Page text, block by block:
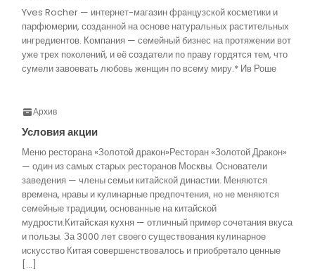
Yves Rocher — интернет-магазин французской косметики и
парфюмерии, созданной на основе натуральных растительных
ингредиентов. Компания — семейный бизнес на протяжении вот
уже трех поколений, и её создатели по праву гордятся тем, что
сумели завоевать любовь женщин по всему миру.* Ив Роше
Архив
Условия акции
Меню ресторана «Золотой дракон»Ресторан «Золотой Дракон»
— один из самых старых ресторанов Москвы. Основатели
заведения — члены семьи китайской династии. Меняются
времена, нравы и кулинарные предпочтения, но не меняются
семейные традиции, основанные на китайской
мудрости.Китайская кухня — отличный пример сочетания вкуса
и пользы. За 3000 лет своего существования кулинарное
искусство Китая совершенствовалось и приобретало ценные
[…]